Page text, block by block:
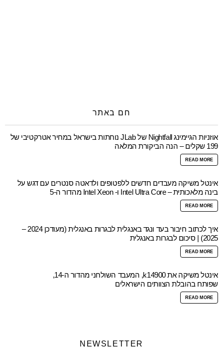
חם באתר
אוזניות הגיימינג Nightfall של JLab נוחתות בישראל במחיר אטרקטיבי של
199 שקלים – הנה הביקורת המלאה
READ MORE
אינטל משיקה מעבדים חדשים ללפטופים ולדאטה סנטרים עם דגש על
בינה מלאכותית – Intel Ultra Core ו- Intel Xeon מהדור ה-5
READ MORE
איך לכתוב חיבור בעד ונגד באנגלית לבגרות באנגלית (מעודכן 2024 –
2025) | סיכום לבגרות באנגלית
READ MORE
אינטל משיקה את k14900, המעבד השולחני מהדור ה-14,
שפותח בהובלת הצוותים הישראלים
READ MORE
NEWSLETTER